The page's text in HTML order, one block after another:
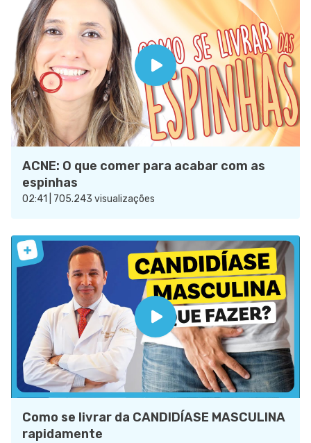
ACNE: O que comer para acabar com as
espinhas
02:41 | 705.243 visualizações
Como se livrar da CANDIDÍASE MASCULINA
rapidamente